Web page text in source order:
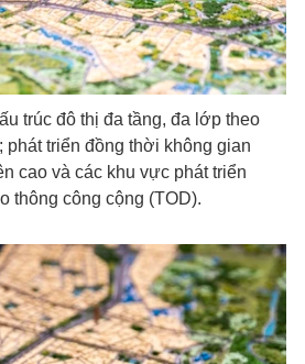
trúc đô thị đa tầng, đa lớp theo
triển đồng thời không gian
cao và các khu vực phát triển
thông công cộng (TOD).